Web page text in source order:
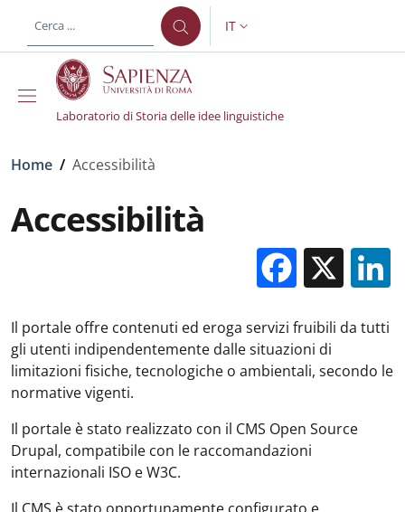
al contenuto principale
SELETTORE LINGUA:
IT
Laboratorio di Storia delle idee linguistiche
Briciole di pane
Home / Accessibilità
Accessibilità
X
Il portale offre contenuti ed eroga servizi fruibili da tutti
gli utenti indipendentemente dalle situazioni di
limitazioni fisiche, tecnologiche o ambientali, secondo le
normative vigenti.
Il portale è stato realizzato con il CMS Open Source
Drupal, compatibile con le raccomandazioni
internazionali ISO e W3C.